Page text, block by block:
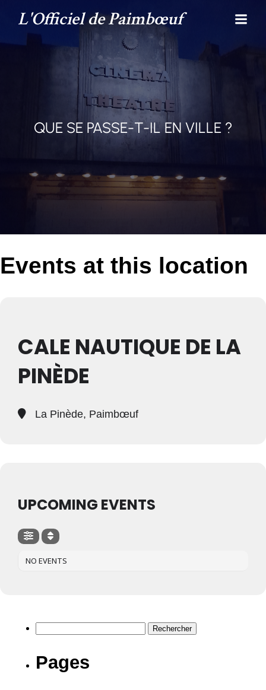
L'Officiel de Paimbœuf
QUE SE PASSE-T-IL EN VILLE ?
Events at this location
CALE NAUTIQUE DE LA
PINÈDE
La Pinède, Paimbœuf
UPCOMING EVENTS
NO EVENTS
Pages